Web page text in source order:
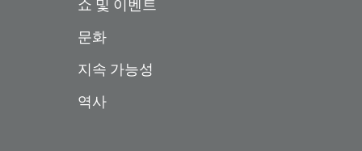
쇼 및 이벤트
문화
지속 가능성
역사